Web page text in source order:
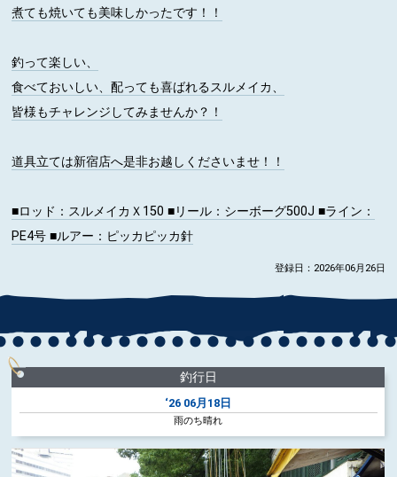
煮ても焼いても美味しかったです！！
釣って楽しい、
食べておいしい、配っても喜ばれるスルメイカ、
皆様もチャレンジしてみませんか？！
道具立ては新宿店へ是非お越しくださいませ！！
■ロッド ：スルメイカＸ150■リール ：シーボーグ500J■ライン ：
PE4号■ルアー ：ピッカピッカ針
登録日：2026年06月26日
釣行日
‘26 06月18日
雨のち晴れ